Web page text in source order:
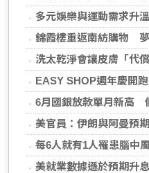
多元娛樂與運動需求升溫！Belkin 打造多情境科技配件生態系全新推出 Nintendo
錦霞樓重返南紡購物 夢時代黑
洗太乾淨會讓皮膚「代償性出油」？2招擺脫外油
EASY SHOP週年慶開跑！全新「戀戀星光」雙爆款買一
6月國銀放款單月新高 個人貸款
美官員：伊朗與阿曼預期很快就荷莫茲
每6人就有1人罹患腦中風！如何預防中風？危險因
美就業數據遜於預期升息風險降